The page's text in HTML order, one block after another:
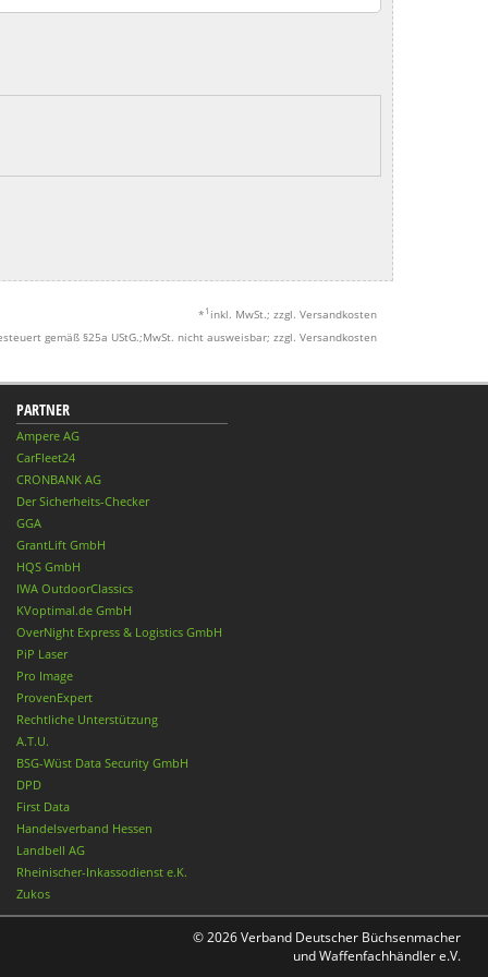
* 1 inkl. MwSt.; zzgl. Versandkosten
gemäß §25a UStG.;MwSt. nicht ausweisbar; zzgl. Versandkosten
PARTNER
Ampere AG
CarFleet24
CRONBANK AG
Der Sicherheits-Checker
GGA
GrantLift GmbH
HQS GmbH
IWA OutdoorClassics
KVoptimal.de GmbH
OverNight Express & Logistics GmbH
PiP Laser
Pro Image
ProvenExpert
Rechtliche Unterstützung
A.T.U.
BSG-Wüst Data Security GmbH
DPD
First Data
Handelsverband Hessen
Landbell AG
Rheinischer-Inkassodienst e.K.
Zukos
© 2026 Verband Deutscher Büchsenmacher
und Waffenfachhändler e.V.